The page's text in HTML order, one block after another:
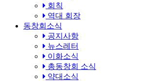
회칙
역대 회장
동창회소식
공지사항
뉴스레터
이화소식
총동창회 소식
약대소식